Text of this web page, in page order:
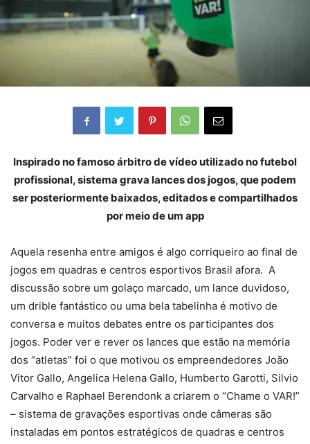
Inspirado no famoso árbitro de vídeo utilizado no futebol
profissional, sistema grava lances dos jogos, que podem
ser posteriormente baixados, editados e compartilhados
por meio de um app
Aquela resenha entre amigos é algo corriqueiro ao final de
jogos em quadras e centros esportivos Brasil afora. A
discussão sobre um golaço marcado, um lance duvidoso,
um drible fantástico ou uma bela tabelinha é motivo de
conversa e muitos debates entre os participantes dos
jogos. Poder ver e rever os lances que estão na memória
dos “atletas” foi o que motivou os empreendedores João
Vitor Gallo, Angelica Helena Gallo, Humberto Garotti, Silvio
Carvalho e Raphael Berendonk a criarem o “Chame o VAR!”
– sistema de gravações esportivas onde câmeras são
instaladas em pontos estratégicos de quadras e centros